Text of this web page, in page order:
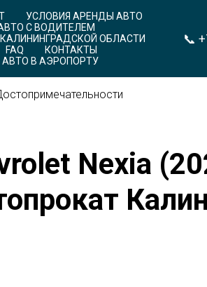
УСЛОВИЯ АРЕНДЫ АВТО
С ВОДИТЕЛЕМ
ОБЛАСТИ
FAQ
КОНТАКТЫ
АВТО В АЭРОПОРТУ
📞
Nexia